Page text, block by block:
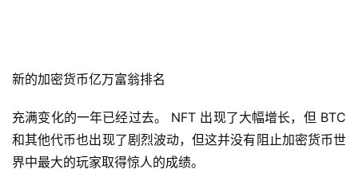
新的加密货币亿万富翁排名
充满变化的一年已经过去。 NFT 出现了大幅增长，但 BTC
和其他代币也出现了剧烈波动，但这并没有阻止加密货币世
界中最大的玩家取得惊人的成绩。